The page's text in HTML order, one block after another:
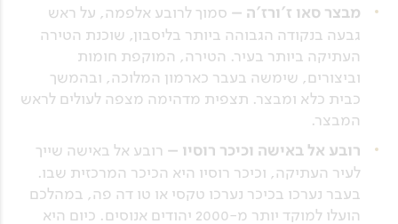
מבצר סאו ז'ורז'ה – סמוך לרובע אלפמה, על ראש
גבעה בנקודה הגבוהה ביותר בליסבון, שוכנת הטירה
העתיקה ביותר בעיר. הטירה, המוקפת חומות
וביצורים, שימשה בעבר כארמון המלוכה, ובהמשך
כבית כלא ומבצר. תצפית מדהימה מצפה לעולים לראש
המבצר.
רובע אל באישה וכיכר רוסיו – רובע אל באישה שייך
לעיר העתיקה, וכיכר רוסיו היא הכיכר המרכזית שבו.
בעבר נערכו בכיכר נערכו טקסי או טו דה פה, במהלכם
הועלו למוקד יותר מ-2000 יהודים אנוסים. כיום היא